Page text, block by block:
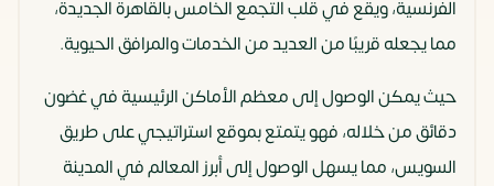
الفرنسية، ويقع في قلب التجمع الخامس بالقاهرة الجديدة،
مما يجعله قريبًا من العديد من الخدمات والمرافق الحيوية.
حيث يمكن الوصول إلى معظم الأماكن الرئيسية في غضون
دقائق من خلاله، فهو يتمتع بموقع استراتيجي على طريق
السويس، مما يسهل الوصول إلى أبرز المعالم في المدينة